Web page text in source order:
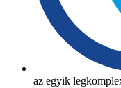
az egyik